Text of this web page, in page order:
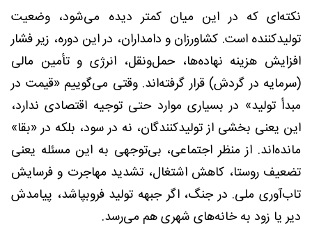
نکته‌ای که در این میان کمتر دیده می‌شود، وضعیت
تولیدکننده است. کشاورزان و دامداران، در این دوره، زیر فشار
افزایش هزینه نهاده‌ها، حمل‌ونقل، انرژی و تأمین مالی
(سرمایه در گردش) قرار گرفته‌اند. وقتی می‌گوییم «قیمت در
مبدأ تولید» در بسیاری موارد حتی توجیه اقتصادی ندارد،
این یعنی بخشی از تولیدکنندگان، نه در سود، بلکه در «بقا»
مانده‌اند. از منظر اجتماعی، بی‌توجهی به این مسئله یعنی
تضعیف روستا، کاهش اشتغال، تشدید مهاجرت و فرسایش
تاب‌آوری ملی. در جنگ، اگر جبهه تولید فروبپاشد، پیامدش
دیر یا زود به خانه‌های شهری هم می‌رسد.